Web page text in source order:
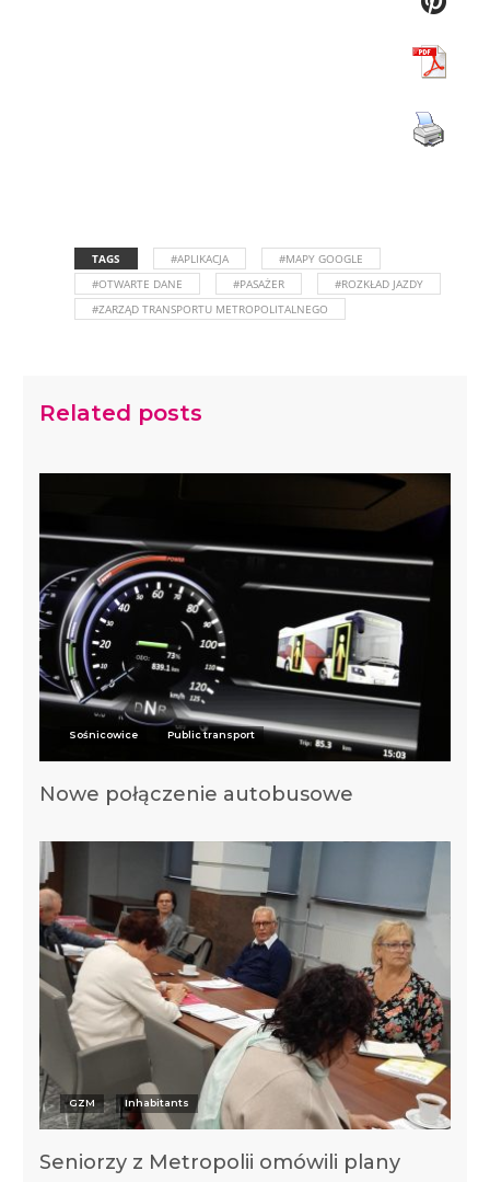
TAGS #APLIKACJA
#MAPY GOOGLE
#OTWARTE DANE
#PASAŻER
#ROZKŁAD JAZDY
#ZARZĄD TRANSPORTU METROPOLITALNEGO
Related posts
Sośnicowice Public transport
Nowe połączenie autobusowe
GZM Inhabitants
Seniorzy z Metropolii omówili plany